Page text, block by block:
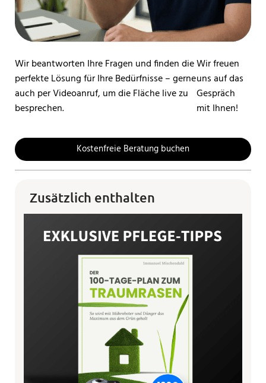
Wir beantworten Ihre Fragen und finden die
perfekte Lösung für Ihre Bedürfnisse – gerne
auch per Videoanruf, um die Fläche live zu
besprechen.
Wir freuen
uns auf das
Gespräch
mit Ihnen!
Kostenfreie Beratung buchen
Zusätzlich enthalten